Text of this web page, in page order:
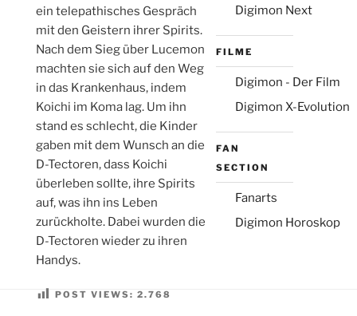
ein telepathisches Gespräch
mit den Geistern ihrer Spirits.
Nach dem Sieg über Lucemon
machten sie sich auf den Weg
in das Krankenhaus, indem
Koichi im Koma lag. Um ihn
stand es schlecht, die Kinder
gaben mit dem Wunsch an die
D-Tectoren, dass Koichi
überleben sollte, ihre Spirits
auf, was ihn ins Leben
zurückholte. Dabei wurden die
D-Tectoren wieder zu ihren
Handys.
POST VIEWS: 2.768
Digimon Next
FILME
Digimon - Der Film
Digimon X-Evolution
FAN
SECTION
Fanarts
Digimon Horoskop